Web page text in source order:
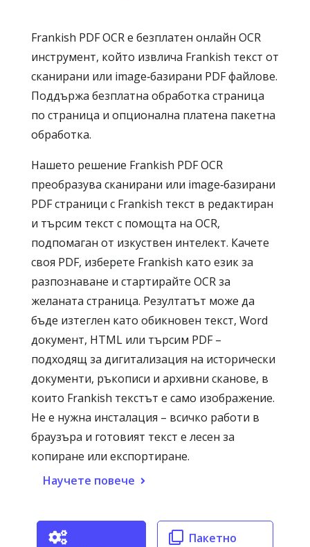
Frankish PDF OCR е безплатен онлайн OCR
инструмент, който извлича Frankish текст от
сканирани или image‑базирани PDF файлове.
Поддържа безплатна обработка страница
по страница и опционална платена пакетна
обработка.
Нашето решение Frankish PDF OCR
преобразува сканирани или image‑базирани
PDF страници с Frankish текст в редактиран
и търсим текст с помощта на OCR,
подпомаган от изкуствен интелект. Качете
своя PDF, изберете Frankish като език за
разпознаване и стартирайте OCR за
желаната страница. Резултатът може да
бъде изтеглен като обикновен текст, Word
документ, HTML или търсим PDF –
подходящ за дигитализация на исторически
документи, ръкописи и архивни сканове, в
които Frankish текстът е само изображение.
Не е нужна инсталация – всичко работи в
браузъра и готовият текст е лесен за
копиране или експортиране.
Научете повече
Пакетно